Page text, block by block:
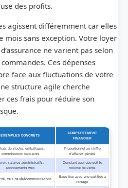
des profits.
agissent différemment car elles
mois sans exception. Votre loyer
ne varient pas selon
Ces dépenses
face aux fluctuations de votre
structure agile cherche
ces frais pour réduire son
EXEMPLES CONCRETS
COMPORTEMENT
FINANCIER
de stocks, emballages,
commissions bancaires
Proportionnel au chiffre
d’affaires généré
salaires administratifs,
abonnements web
Constant quel que soit le
volume de vente
frais de télécommunications
Base fixe avec une part liée à
l’usage